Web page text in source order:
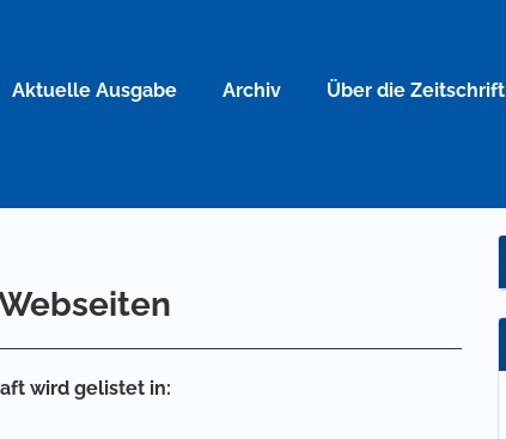
Aktuelle Ausgabe Archiv Über die Zeitschrift
wird gelistet in: